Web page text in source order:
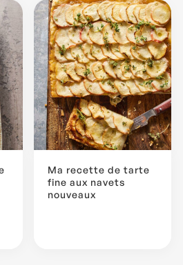
Ma recette de tarte
fine aux navets
nouveaux